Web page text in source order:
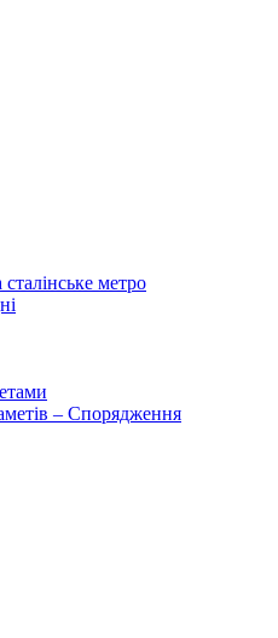
метро
– Спорядження